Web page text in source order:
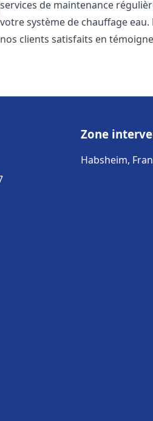
services de maintenance
votre système de chauffage
nos clients satisfaits en
Zone
Habsheim,